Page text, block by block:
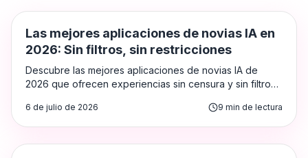
Las mejores aplicaciones de novias IA en
2026: Sin filtros, sin restricciones
Descubre las mejores aplicaciones de novias IA de
2026 que ofrecen experiencias sin censura y sin filtros,
generadores de imágenes NSFW. Clasificadas y
analizadas para adultos.
6 de julio de 2026 9 min de lectura